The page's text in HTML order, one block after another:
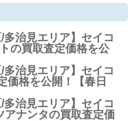
多治見エリア】セイコ
の買取査定価格を公
多治見エリア】セイコ
価格を公開！【春日
多治見エリア】セイコ
ナンタの買取査定価